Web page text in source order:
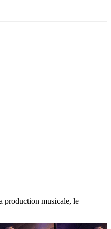
production musicale, le